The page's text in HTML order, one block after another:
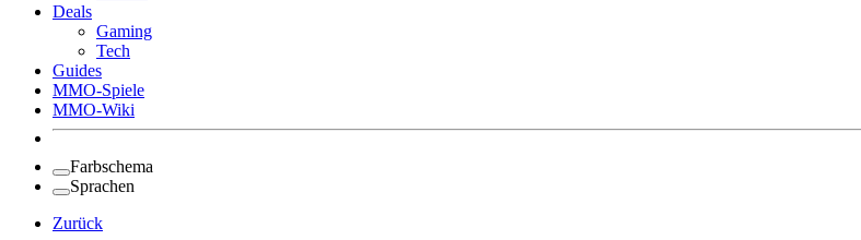
Deals
Gaming
Tech
Guides
MMO-Spiele
MMO-Wiki
Farbschema
Sprachen
Zurück